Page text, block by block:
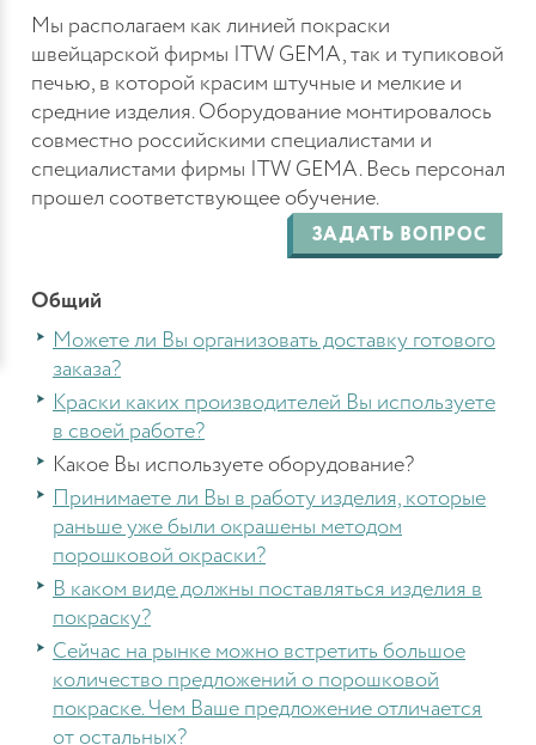
Мы располагаем как линией покраски
швейцарской фирмы ITW GEMA, так и тупиковой
печью, в которой красим штучные и мелкие и
средние изделия. Оборудование монтировалось
совместно российскими специалистами и
специалистами фирмы ITW GEMA. Весь персонал
прошел соответствующее обучение.
Общий
Можете ли Вы организовать доставку готового
заказа?
Краски каких производителей Вы используете
в своей работе?
Какое Вы используете оборудование?
Принимаете ли Вы в работу изделия, которые
раньше уже были окрашены методом
порошковой окраски?
В каком виде должны поставляться изделия в
покраску?
Сейчас на рынке можно встретить большое
количество предложений о порошковой
покраске. Чем Ваше предложение отличается
от остальных?